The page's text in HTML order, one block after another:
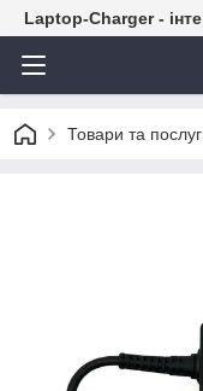
Laptop-Charger -
Товари та